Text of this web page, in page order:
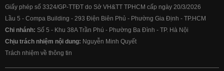
Giấy phép số 3324/GP-TTĐT do Sở VH&TT TPHCM cấp ngày 20/3/2026
Lầu 5 - Compa Building - 293 Điện Biên Phủ - Phường Gia Định - TP.HCM
Chi nhánh: Số 5 - Khu 38A Trần Phú - Phường Ba Đình - TP. Hà Nội
Chịu trách nhiệm nội dung: Nguyễn Minh Quyết
Trách nhiệm về thông tin